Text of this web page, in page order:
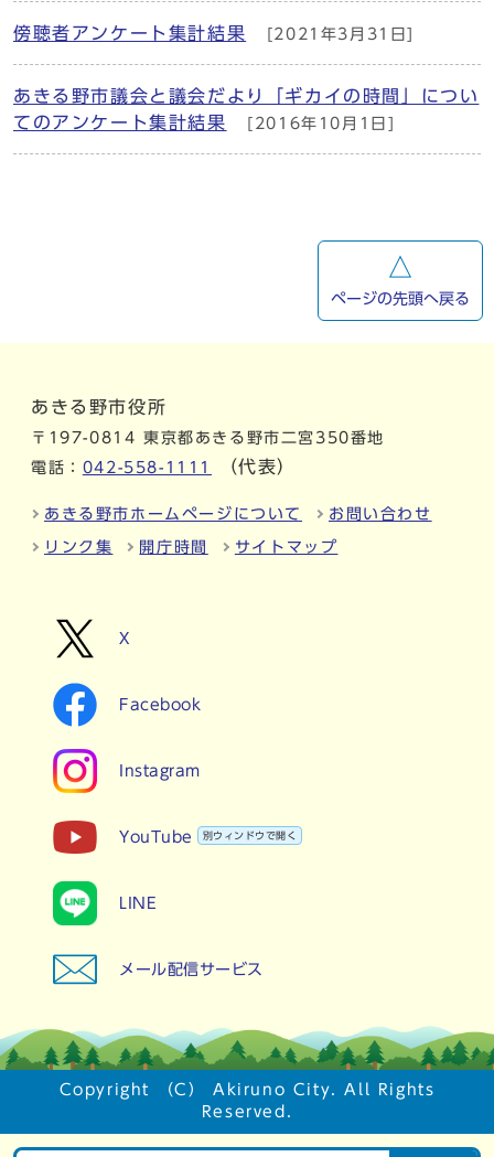
傍聴者アンケート集計結果 [2021年3月31日]
あきる野市議会と議会だより「ギカイの時間」につい
てのアンケート集計結果
[2016年10月1日]
ページの先頭へ戻る
あきる野市役所
〒197-0814 東京都あきる野市二宮350番地
電話： 042-558-1111 （代表）
あきる野市ホームページについて お問い合わせ
リンク集 開庁時間 サイトマップ
X
Facebook
Instagram
YouTube 別ウィンドウで開く
LINE
メール配信サービス
Copyright （C） Akiruno City. All Rights
Reserved.